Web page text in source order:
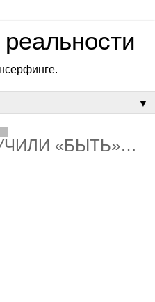
▼
«БЫТЬ»…